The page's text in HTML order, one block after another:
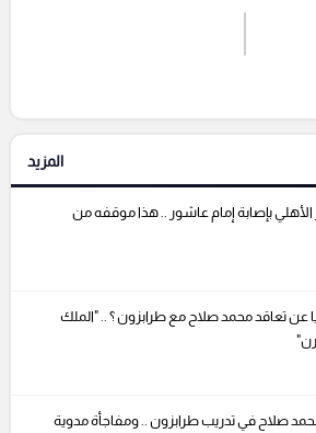
إرسال تعليق
المزيد
بإصابة إمام عاشور .. هذا موقفه من
عن تعاقد محمد صلاح مع طرابزون ؟ .. "الملك
صلاح في تدريب طرابزون .. ومفاجأة مدوية